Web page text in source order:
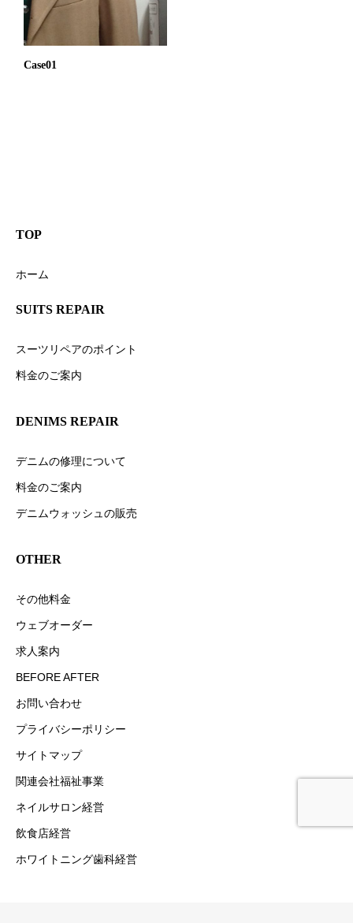
Case01
TOP
ホーム
SUITS REPAIR
スーツリペアのポイント
料金のご案内
DENIMS REPAIR
デニムの修理について
料金のご案内
デニムウォッシュの販売
OTHER
その他料金
ウェブオーダー
求人案内
BEFORE AFTER
お問い合わせ
プライバシーポリシー
サイトマップ
関連会社福祉事業
ネイルサロン経営
飲食店経営
ホワイトニング歯科経営